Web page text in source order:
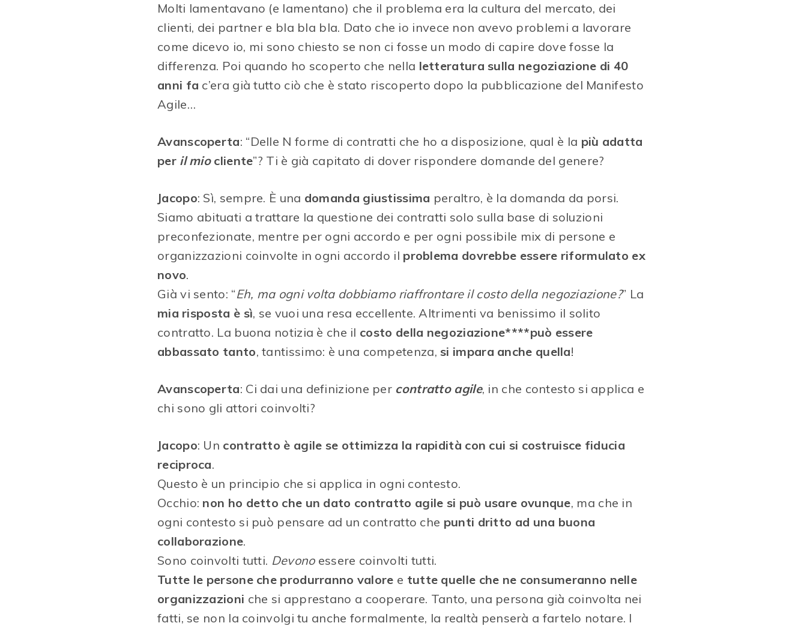
Molti lamentavano (e lamentano) che il problema era la cultura del mercato, dei
clienti, dei partner e bla bla bla. Dato che io invece non avevo problemi a lavorare
come dicevo io, mi sono chiesto se non ci fosse un modo di capire dove fosse la
differenza. Poi quando ho scoperto che nella letteratura sulla negoziazione di 40
anni fa c’era già tutto ciò che è stato riscoperto dopo la pubblicazione del Manifesto
Agile…
Avanscoperta: “Delle N forme di contratti che ho a disposizione, qual è la più adatta
per il miocliente”? Ti è già capitato di dover rispondere domande del genere?
Jacopo: Sì, sempre. È una domanda giustissima peraltro, è la domanda da porsi.
Siamo abituati a trattare la questione dei contratti solo sulla base di soluzioni
preconfezionate, mentre per ogni accordo e per ogni possibile mix di persone e
organizzazioni coinvolte in ogni accordo il problema dovrebbe essere riformulato ex
novo.
Già vi sento: “Eh, ma ogni volta dobbiamo riaffrontare il costo della negoziazione?” La
mia risposta è sì, se vuoi una resa eccellente. Altrimenti va benissimo il solito
contratto. La buona notizia è che il costo della negoziazione****può essere
abbassato tanto, tantissimo: è una competenza,si impara anche quella!
Avanscoperta: Ci dai una definizione per contratto agile, in che contesto si applica e
chi sono gli attori coinvolti?
Jacopo: Un contratto è agile se ottimizza la rapidità con cui si costruisce fiducia
reciproca.
Questo è un principio che si applica in ogni contesto.
Occhio: non ho detto che un dato contratto agile si può usare ovunque, ma che in
ogni contesto si può pensare ad un contratto che punti dritto ad una buona
collaborazione.
Sono coinvolti tutti. Devonoessere coinvolti tutti.
Tutte le persone che produrranno valore e tutte quelle che ne consumeranno nelle
organizzazioni che si apprestano a cooperare. Tanto, una persona già coinvolta nei
fatti, se non la coinvolgi tu anche formalmente, la realtà penserà a fartelo notare. I